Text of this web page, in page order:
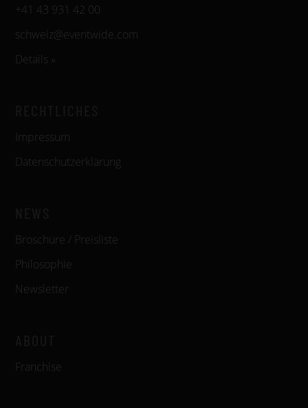
+41 43 931 42 00
schweiz@eventwide.com
Details »
Impressum
Datenschutzerklärung
Broschüre / Preisliste
Philosophie
Newsletter
Franchise